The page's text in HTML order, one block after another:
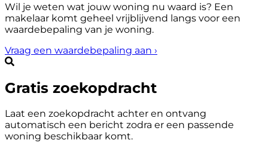
Wil je weten wat jouw woning nu waard is? Een
makelaar komt geheel vrijblijvend langs voor een
waardebepaling van je woning.
Vraag een waardebepaling aan ›
Gratis zoekopdracht
Laat een zoekopdracht achter en ontvang
automatisch een bericht zodra er een passende
woning beschikbaar komt.